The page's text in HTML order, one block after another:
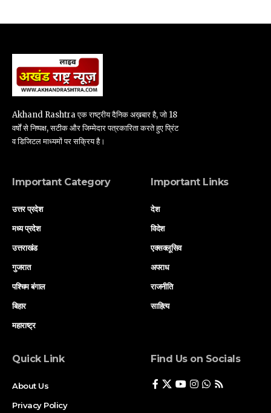
Akhand Rashtra एक राष्ट्रीय दैनिक अख़बार है, जो 18
वर्षों से निष्पक्ष, सटीक और जिम्मेदार पत्रकारिता करते हुए प्रिंट
व डिजिटल माध्यमों पर सक्रिय है।
Important Category
उत्तर प्रदेश
मध्य प्रदेश
उत्तराखंड
गुजरात
पश्चिम बंगाल
बिहार
महाराष्ट्र
Important Links
देश
विदेश
एक्सक्लूसिव
अपराध
राजनीति
साहित्य
Quick Link
About Us
Privacy Policy
Find Us on Socials